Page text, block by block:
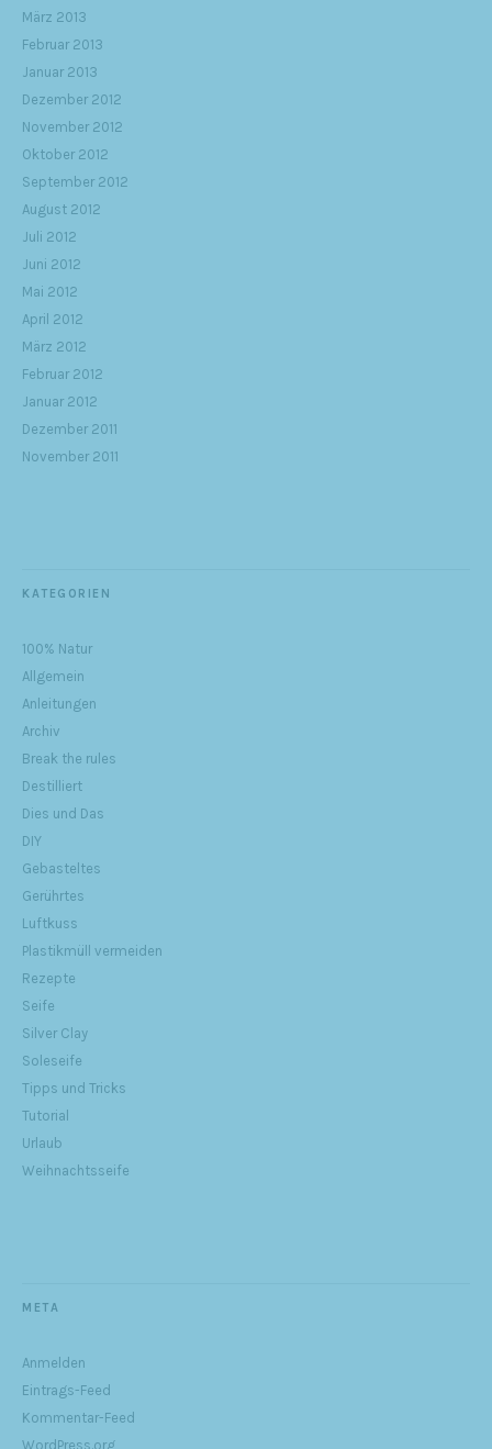
März 2013
Februar 2013
Januar 2013
Dezember 2012
November 2012
Oktober 2012
September 2012
August 2012
Juli 2012
Juni 2012
Mai 2012
April 2012
März 2012
Februar 2012
Januar 2012
Dezember 2011
November 2011
KATEGORIEN
100% Natur
Allgemein
Anleitungen
Archiv
Break the rules
Destilliert
Dies und Das
DIY
Gebasteltes
Gerührtes
Luftkuss
Plastikmüll vermeiden
Rezepte
Seife
Silver Clay
Soleseife
Tipps und Tricks
Tutorial
Urlaub
Weihnachtsseife
META
Anmelden
Eintrags-Feed
Kommentar-Feed
WordPress.org